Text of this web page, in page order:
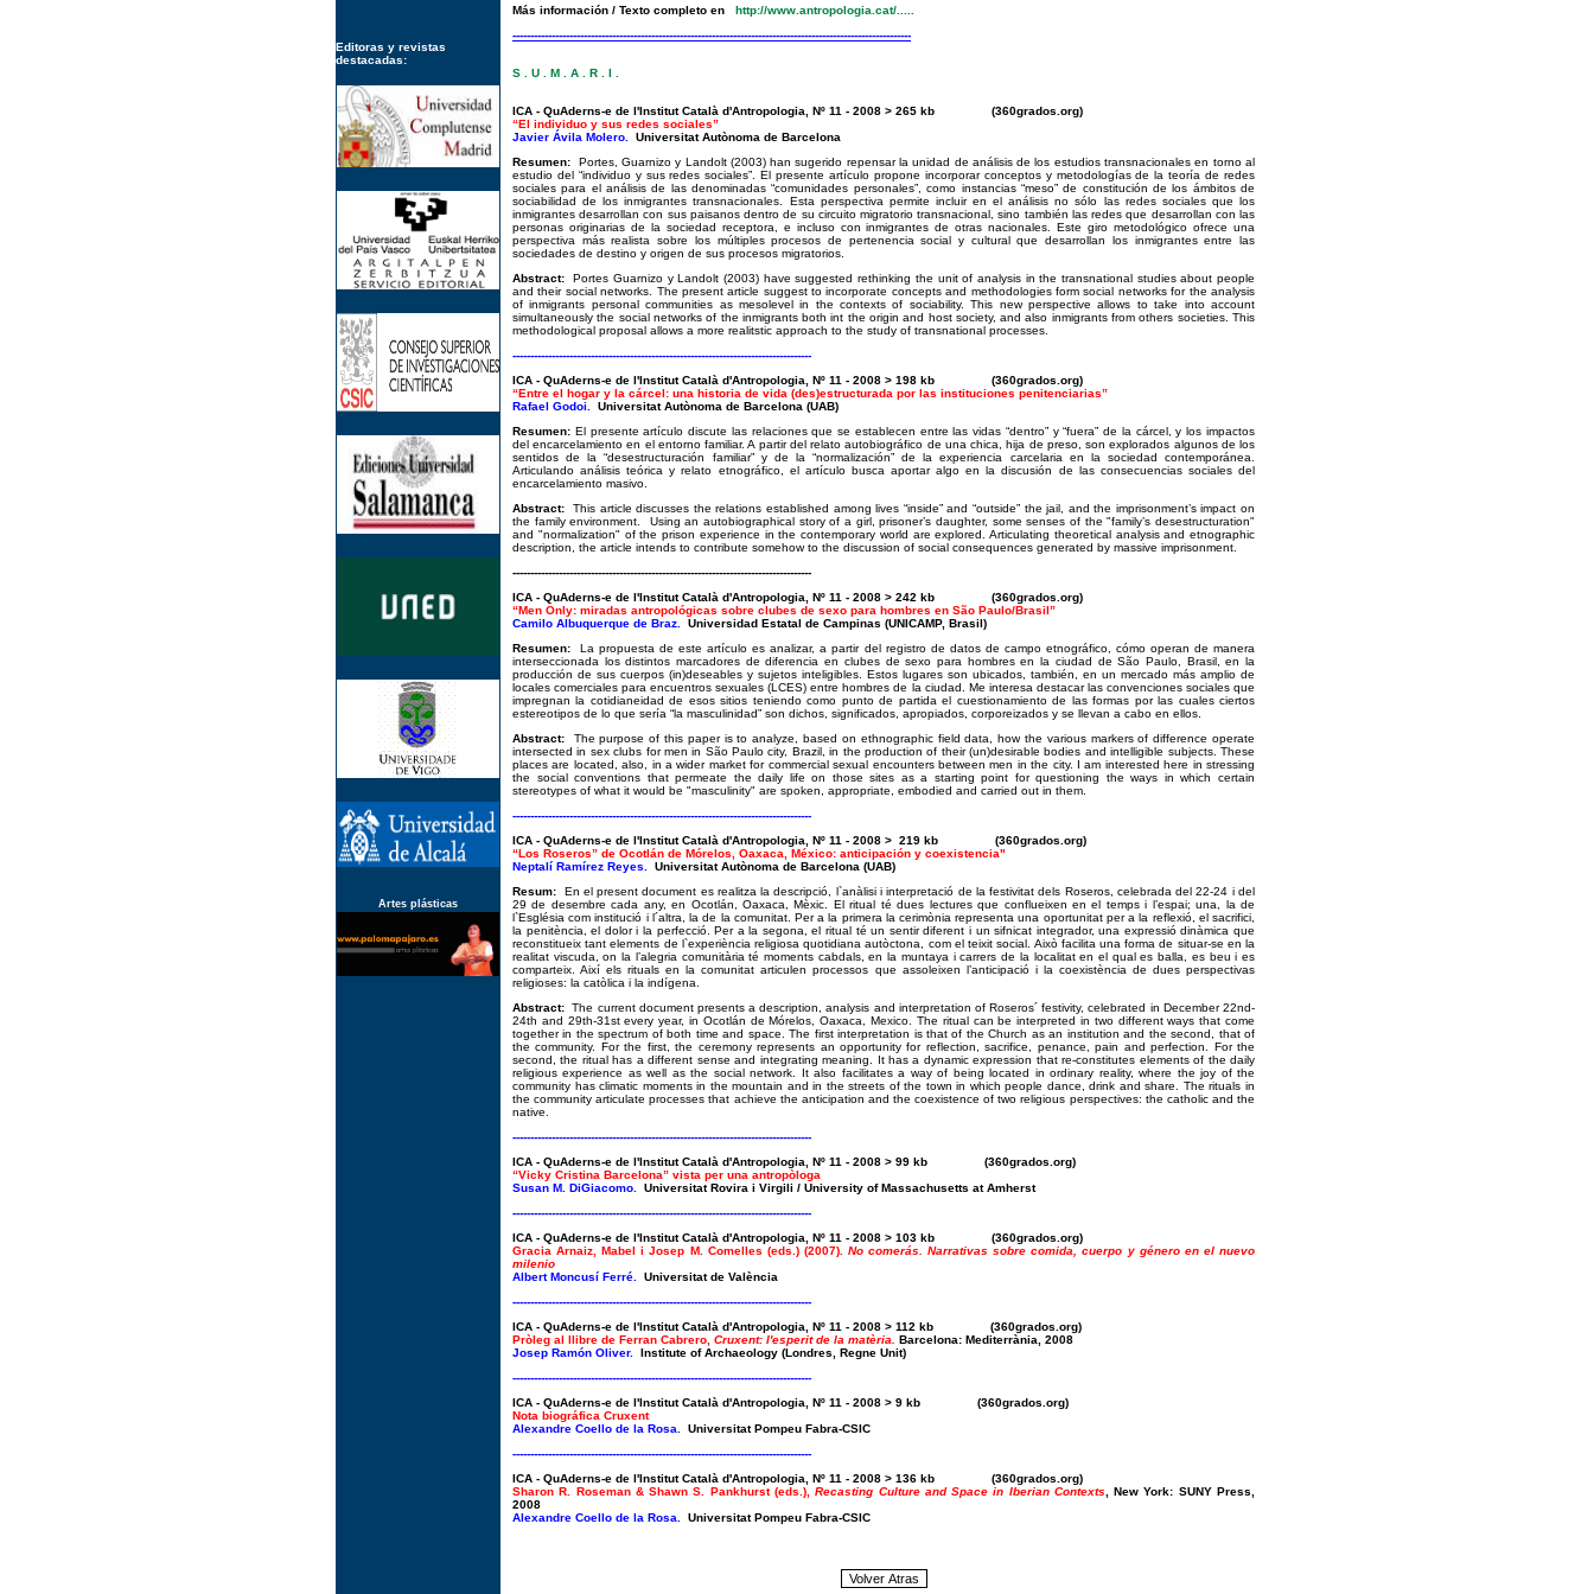
Editoras y revistas
destacadas:
Artes plásticas
Más información / Texto completo en http://www.antropologia.cat/
----------------------------------------------------------------------------------------------------------------
S . U . M . A . R . I .
ICA - QuAderns-e de l'Institut Català d'Antropologia, Nº 11 - 2008 > 265 kb (360grados.org)
“El individuo y sus redes sociales”
Javier Ávila Molero.
Universitat Autònoma de Barcelona
Resumen: Portes, Guarnizo y Landolt (2003) han sugerido repensar la unidad de análisis de los estudios transnacionales en torno al
estudio del “individuo y sus redes sociales”. El presente artículo propone incorporar conceptos y metodologías de la teoría de redes
sociales para el análisis de las denominadas “comunidades personales”, como instancias “meso” de constitución de los ámbitos de
sociabilidad de los inmigrantes transnacionales. Esta perspectiva permite incluir en el análisis no sólo las redes sociales que los
inmigrantes desarrollan con sus paisanos dentro de su circuito migratorio transnacional, sino también las redes que desarrollan con las
personas originarias de la sociedad receptora, e incluso con inmigrantes de otras nacionales. Este giro metodológico ofrece una
perspectiva más realista sobre los múltiples procesos de pertenencia social y cultural que desarrollan los inmigrantes entre las
sociedades de destino y origen de sus procesos migratorios.
Abstract: Portes Guarnizo y Landolt (2003) have suggested rethinking the unit of analysis in the transnational studies about people
and their social networks. The present article suggest to incorporate concepts and methodologies form social networks for the analysis
of inmigrants personal communities as mesolevel in the contexts of sociability. This new perspective allows to take into account
simultaneously the social networks of the inmigrants both int the origin and host society, and also inmigrants from others societies. This
methodological proposal allows a more realitstic approach to the study of transnational processes.
------------------------------------------------------------------------------------
ICA - QuAderns-e de l'Institut Català d'Antropologia, Nº 11 - 2008 > 198 kb (360grados.org)
“Entre el hogar y la cárcel: una historia de vida (des)estructurada por las instituciones penitenciarias”
Rafael Godoi.
Universitat Autònoma de Barcelona (UAB)
Resumen: El presente artículo discute las relaciones que se establecen entre las vidas “dentro” y “fuera” de la cárcel, y los impactos
del encarcelamiento en el entorno familiar. A partir del relato autobiográfico de una chica, hija de preso, son explorados algunos de los
sentidos de la “desestructuración familiar” y de la “normalización” de la experiencia carcelaria en la sociedad contemporánea.
Articulando análisis teórica y relato etnográfico, el artículo busca aportar algo en la discusión de las consecuencias sociales del
encarcelamiento masivo.
Abstract: This article discusses the relations established among lives “inside” and “outside” the jail, and the imprisonment’s impact on
the family environment. Using an autobiographical story of a girl, prisoner’s daughter, some senses of the "family’s desestructuration"
and "normalization" of the prison experience in the contemporary world are explored. Articulating theoretical analysis and etnographic
description, the article intends to contribute somehow to the discussion of social consequences generated by massive imprisonment.
------------------------------------------------------------------------------------
ICA - QuAderns-e de l'Institut Català d'Antropologia, Nº 11 - 2008 > 242 kb (360grados.org)
“Men Only: miradas antropológicas sobre clubes de sexo para hombres en São Paulo/Brasil”
Camilo Albuquerque de Braz.
Universidad Estatal de Campinas (UNICAMP, Brasil)
Resumen: La propuesta de este artículo es analizar, a partir del registro de datos de campo etnográfico, cómo operan de manera
interseccionada los distintos marcadores de diferencia en clubes de sexo para hombres en la ciudad de São Paulo, Brasil, en la
producción de sus cuerpos (in)deseables y sujetos inteligibles. Estos lugares son ubicados, también, en un mercado más amplio de
locales comerciales para encuentros sexuales (LCES) entre hombres de la ciudad. Me interesa destacar las convenciones sociales que
impregnan la cotidianeidad de esos sitios teniendo como punto de partida el cuestionamiento de las formas por las cuales ciertos
estereotipos de lo que sería “la masculinidad” son dichos, significados, apropiados, corporeizados y se llevan a cabo en ellos.
Abstract: The purpose of this paper is to analyze, based on ethnographic field data, how the various markers of difference operate
intersected in sex clubs for men in São Paulo city, Brazil, in the production of their (un)desirable bodies and intelligible subjects. These
places are located, also, in a wider market for commercial sexual encounters between men in the city. I am interested here in stressing
the social conventions that permeate the daily life on those sites as a starting point for questioning the ways in which certain
stereotypes of what it would be "masculinity" are spoken, appropriate, embodied and carried out in them.
------------------------------------------------------------------------------------
ICA - QuAderns-e de l'Institut Català d'Antropologia, Nº 11 - 2008 > 219 kb (360grados.org)
“Los Roseros” de Ocotlán de Mórelos, Oaxaca, México: anticipación y coexistencia"
Neptalí Ramírez Reyes.
Universitat Autònoma de Barcelona (UAB)
Resum: En el present document es realitza la descripció, l`anàlisi i interpretació de la festivitat dels Roseros, celebrada del 22-24 i del
29 de desembre cada any, en Ocotlán, Oaxaca, Mèxic. El ritual té dues lectures que conflueixen en el temps i l’espai; una, la de
l`Església com institució i l´altra, la de la comunitat. Per a la primera la cerimònia representa una oportunitat per a la reflexió, el sacrifici,
la penitència, el dolor i la perfecció. Per a la segona, el ritual té un sentir diferent i un sifnicat integrador, una expressió dinàmica que
reconstitueix tant elements de l`experiència religiosa quotidiana autòctona, com el teixit social. Això facilita una forma de situar-se en la
realitat viscuda, on la l’alegria comunitària té moments cabdals, en la muntaya i carrers de la localitat en el qual es balla, es beu i es
comparteix. Així els rituals en la comunitat articulen processos que assoleixen l’anticipació i la coexistència de dues perspectivas
religioses: la catòlica i la indígena.
Abstract:The current document presents a description, analysis and interpretation of Roseros´ festivity, celebrated in December 22nd-
24th and 29th-31st every year, in Ocotlán de Mórelos, Oaxaca, Mexico. The ritual can be interpreted in two different ways that come
together in the spectrum of both time and space. The first interpretation is that of the Church as an institution and the second, that of
the community. For the first, the ceremony represents an opportunity for reflection, sacrifice, penance, pain and perfection. For the
second, the ritual has a different sense and integrating meaning. It has a dynamic expression that re-constitutes elements of the daily
religious experience as well as the social network. It also facilitates a way of being located in ordinary reality, where the joy of the
community has climatic moments in the mountain and in the streets of the town in which people dance, drink and share. The rituals in
the community articulate processes that achieve the anticipation and the coexistence of two religious perspectives: the catholic and the
native.
------------------------------------------------------------------------------------
ICA - QuAderns-e de l'Institut Català d'Antropologia, Nº 11 - 2008 > 99 kb (360grados.org)
“Vicky Cristina Barcelona” vista per una antropòloga
Susan M. DiGiacomo. Universitat Rovira i Virgili / University of Massachusetts at Amherst
------------------------------------------------------------------------------------
ICA - QuAderns-e de l'Institut Català d'Antropologia, Nº 11 - 2008 > 103 kb (360grados.org)
Gracia Arnaiz, Mabel i Josep M. Comelles (eds.) (2007). No comerás. Narrativas sobre comida, cuerpo y género en el nuevo
milenio
Albert Moncusí Ferré.
Universitat de València
------------------------------------------------------------------------------------
ICA - QuAderns-e de l'Institut Català d'Antropologia, Nº 11 - 2008 > 112 kb (360grados.org)
Pròleg al llibre de Ferran Cabrero, Cruxent: l'esperit de la matèria.
Barcelona: Mediterrània, 2008
Josep Ramón Oliver.
Institute of Archaeology (Londres, Regne Unit)
------------------------------------------------------------------------------------
ICA - QuAderns-e de l'Institut Català d'Antropologia, Nº 11 - 2008 > 9 kb (360grados.org)
Nota biográfica Cruxent
Alexandre Coello de la Rosa.
Universitat Pompeu Fabra-CSIC
------------------------------------------------------------------------------------
ICA - QuAderns-e de l'Institut Català d'Antropologia, Nº 11 - 2008 > 136 kb (360grados.org)
Sharon R. Roseman & Shawn S. Pankhurst (eds.),Recasting Culture and Space in Iberian Contexts , New York: SUNY Press,
2008
Alexandre Coello de la Rosa.
Universitat Pompeu Fabra-CSIC